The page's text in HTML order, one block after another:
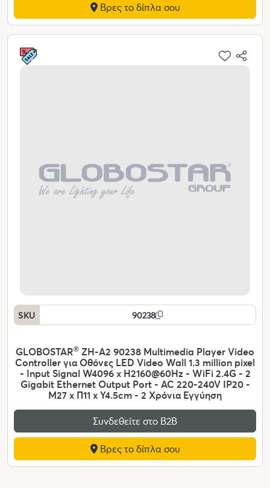
Βρες το δίπλα σου
SKU 90238
GLOBOSTAR® ZH-A2 90238 Multimedia Player Video
Controller για Οθόνες LED Video Wall 1.3 million pixel
- Input Signal W4096 x H2160@60Hz - WiFi 2.4G - 2
Gigabit Ethernet Output Port - AC 220-240V IP20 -
Μ27 x Π11 x Υ4.5cm - 2 Χρόνια Εγγύηση
Συνδεθείτε στο Β2Β
Βρες το δίπλα σου